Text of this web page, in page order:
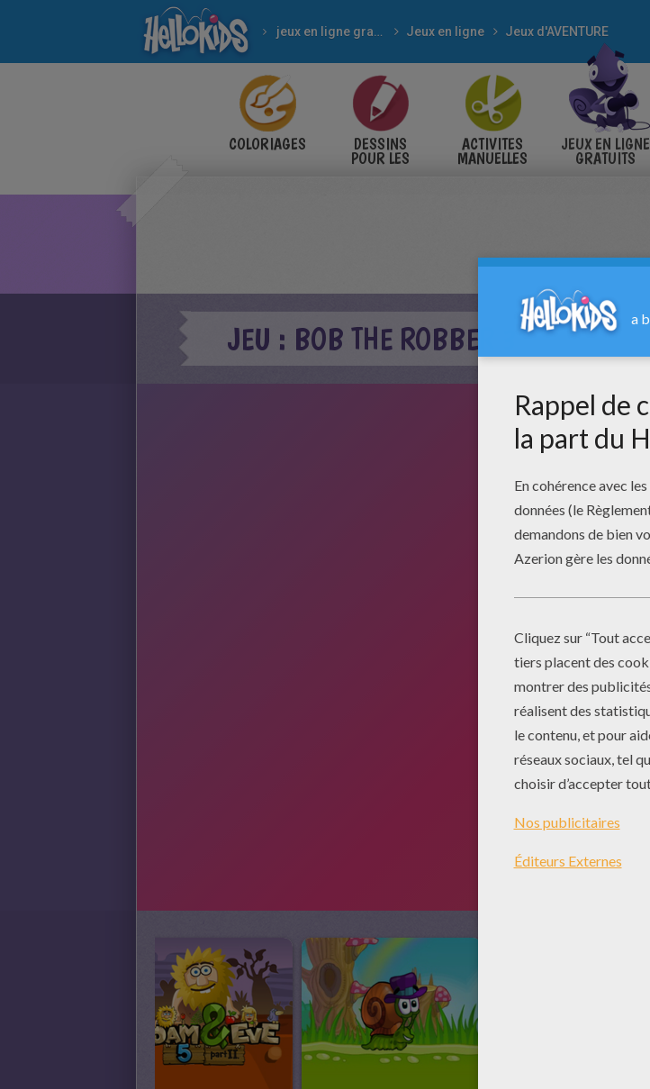
jeux en ligne gratuits Jeux en ligne Jeux d'AVENTURE
COLORIAGES DESSINS
POUR LES
ACTIVITES
MANUELLES
JEUX EN LIGNE
GRATUITS
JEU : BOB THE ROBBER 3